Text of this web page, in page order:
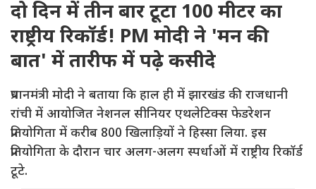
दो दिन में तीन बार टूटा 100 मीटर का
राष्ट्रीय रिकॉर्ड! PM मोदी ने 'मन की
बात' में तारीफ में पढ़े कसीदे
प्रधानमंत्री मोदी ने बताया कि हाल ही में झारखंड की राजधानी
रांची में आयोजित नेशनल सीनियर एथलेटिक्स फेडरेशन
प्रतियोगिता में करीब 800 खिलाड़ियों ने हिस्सा लिया. इस
प्रतियोगिता के दौरान चार अलग-अलग स्पर्धाओं में राष्ट्रीय रिकॉर्ड
टूटे.